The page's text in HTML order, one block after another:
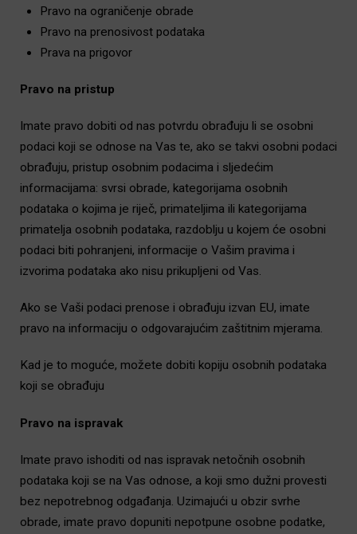
Pravo na ograničenje obrade
Pravo na prenosivost podataka
Prava na prigovor
Pravo na pristup
Imate pravo dobiti od nas potvrdu obrađuju li se osobni
podaci koji se odnose na Vas te, ako se takvi osobni podaci
obrađuju, pristup osobnim podacima i sljedećim
informacijama: svrsi obrade, kategorijama osobnih
podataka o kojima je riječ, primateljima ili kategorijama
primatelja osobnih podataka, razdoblju u kojem će osobni
podaci biti pohranjeni, informacije o Vašim pravima i
izvorima podataka ako nisu prikupljeni od Vas.
Ako se Vaši podaci prenose i obrađuju izvan EU, imate
pravo na informaciju o odgovarajućim zaštitnim mjerama.
Kad je to moguće, možete dobiti kopiju osobnih podataka
koji se obrađuju
Pravo na ispravak
Imate pravo ishoditi od nas ispravak netočnih osobnih
podataka koji se na Vas odnose, a koji smo dužni provesti
bez nepotrebnog odgađanja. Uzimajući u obzir svrhe
obrade, imate pravo dopuniti nepotpune osobne podatke,